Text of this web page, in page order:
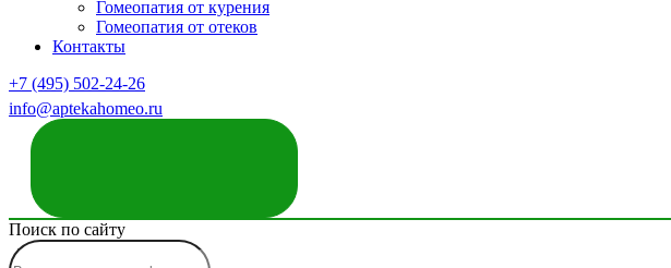
Гомеопатия от курения
Гомеопатия от отеков
Контакты
+7 (495) 502-24-26
info@aptekahomeo.ru
Поиск по сайту